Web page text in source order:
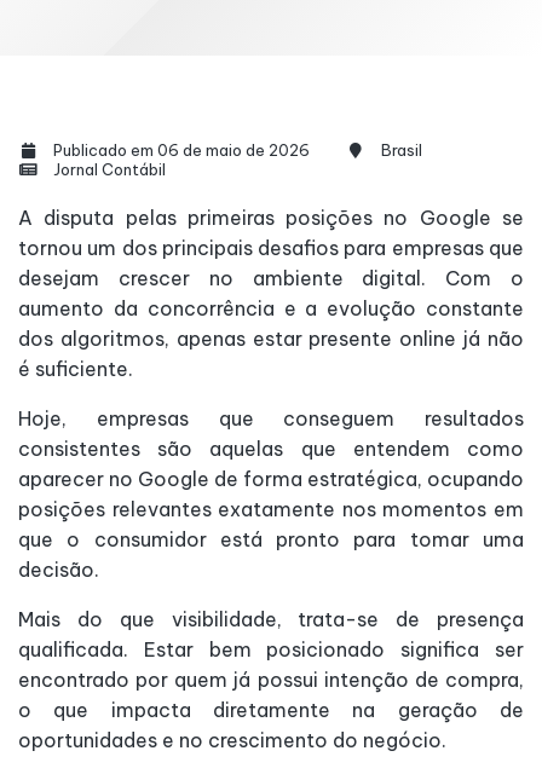
Publicado em 06 de maio de 2026
Brasil
Jornal Contábil
A disputa pelas primeiras posições no Google se
tornou um dos principais desafios para empresas que
desejam crescer no ambiente digital. Com o
aumento da concorrência e a evolução constante
dos algoritmos, apenas estar presente online já não
é suficiente.
Hoje, empresas que conseguem resultados
consistentes são aquelas que entendem como
aparecer no Google de forma estratégica, ocupando
posições relevantes exatamente nos momentos em
que o consumidor está pronto para tomar uma
decisão.
Mais do que visibilidade, trata-se de presença
qualificada. Estar bem posicionado significa ser
encontrado por quem já possui intenção de compra,
o que impacta diretamente na geração de
oportunidades e no crescimento do negócio.